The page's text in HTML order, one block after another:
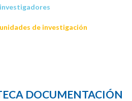
de investigación
DOCUMENTACIÓN